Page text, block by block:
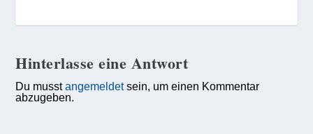
Hinterlasse eine Antwort
Du musstangemeldetsein, um einen Kommentar
abzugeben.